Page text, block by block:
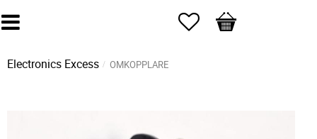
Favorites
Basket
Electronics Excess OMKOPPLARE